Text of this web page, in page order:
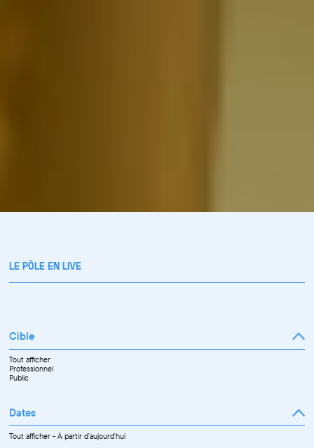
LE PÔLE EN LIVE
Cible
Tout afficher
Professionnel
Public
Dates
Tout afficher-À partir d'aujourd'hui